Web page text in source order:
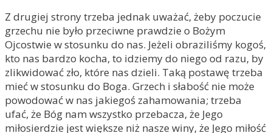
Z drugiej strony trzeba jednak uważać, żeby poczucie
grzechu nie było przeciwne prawdzie o Bożym
Ojcostwie w stosunku do nas. Jeżeli obraziliśmy kogoś,
kto nas bardzo kocha, to idziemy do niego od razu, by
zlikwidować zło, które nas dzieli. Taką postawę trzeba
mieć w stosunku do Boga. Grzech i słabość nie może
powodować w nas jakiegoś zahamowania; trzeba
ufać, że Bóg nam wszystko przebacza, że Jego
miłosierdzie jest większe niż nasze winy, że Jego miłość